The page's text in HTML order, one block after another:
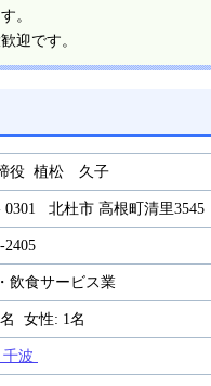
。
迎です。
役 植松 久子
0301 北杜市 高根町清里3545
2405
飲食サービス業
女性: 1名
波